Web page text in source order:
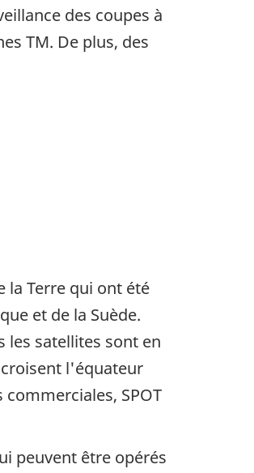
des coupes à
TM. De plus, des
la Terre qui ont été
et de la Suède.
les satellites sont en
l'équateur
SPOT
peuvent être opérés